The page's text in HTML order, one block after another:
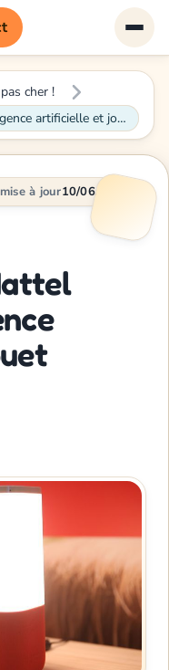
cher !
Difficile pour Mattel d’allier intelligence artificielle et jouet
à jour10/06/2026